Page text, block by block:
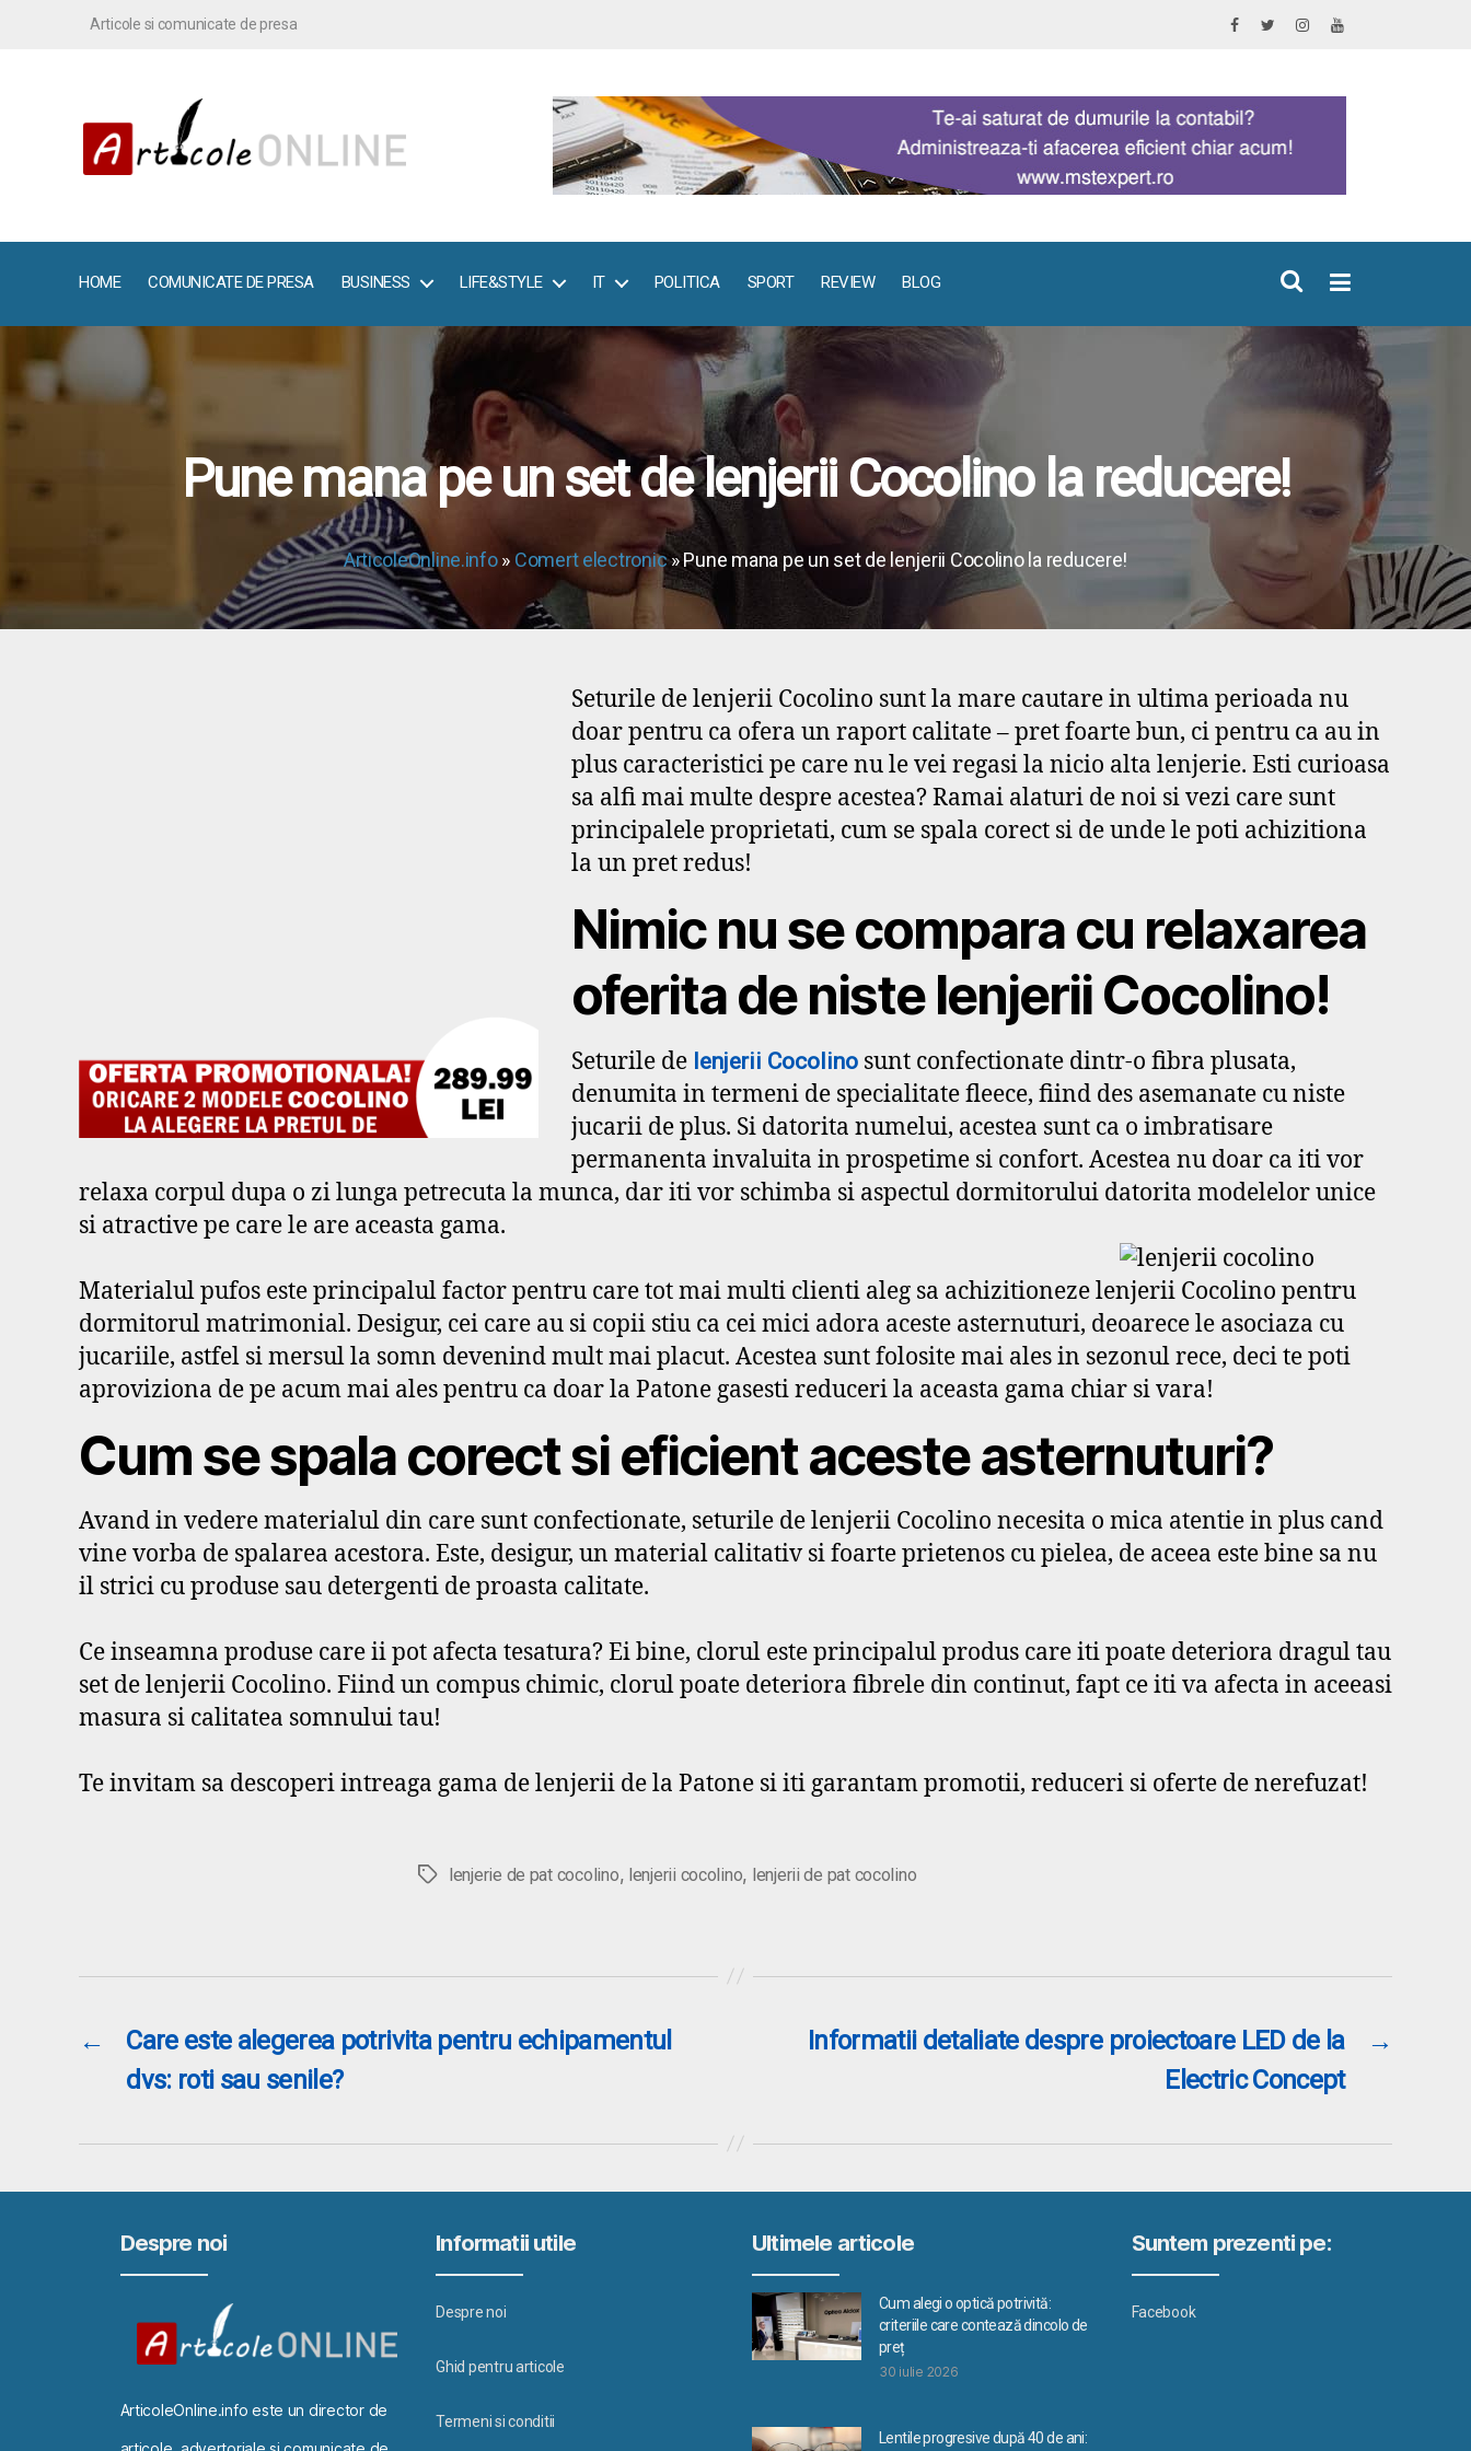
Articole si comunicate de presa
HOME COMUNICATE DE PRESA BUSINESS LIFE&STYLE IT POLITICA SPORT REVIEW BLOG
Pune mana pe un set de lenjerii Cocolino la reducere!
ArticoleOnline.info» Comert electronic» Pune mana pe un set de lenjerii Cocolino la reducere!
Seturile de lenjerii Cocolino sunt la mare cautare in ultima perioada nu
doar pentru ca ofera un raport calitate – pret foarte bun, ci pentru ca au in
plus caracteristici pe care nu le vei regasi la nicio alta lenjerie. Esti curioasa
sa alfi mai multe despre acestea? Ramai alaturi de noi si vezi care sunt
principalele proprietati, cum se spala corect si de unde le poti achizitiona
la un pret redus!
Nimic nu se compara cu relaxarea
oferita de niste lenjerii Cocolino!
Seturile de lenjerii Cocolino sunt confectionate dintr-o fibra plusata,
denumita in termeni de specialitate fleece, fiind des asemanate cu niste
jucarii de plus. Si datorita numelui, acestea sunt ca o imbratisare
permanenta invaluita in prospetime si confort. Acestea nu doar ca iti vor
relaxa corpul dupa o zi lunga petrecuta la munca, dar iti vor schimba si aspectul dormitorului datorita modelelor unice
si atractive pe care le are aceasta gama.
Materialul pufos este principalul factor pentru care tot mai multi clienti aleg sa achizitioneze lenjerii Cocolino pentru
dormitorul matrimonial. Desigur, cei care au si copii stiu ca cei mici adora aceste asternuturi, deoarece le asociaza cu
jucariile, astfel si mersul la somn devenind mult mai placut. Acestea sunt folosite mai ales in sezonul rece, deci te poti
aproviziona de pe acum mai ales pentru ca doar la Patone gasesti reduceri la aceasta gama chiar si vara!
Cum se spala corect si eficient aceste asternuturi?
Avand in vedere materialul din care sunt confectionate, seturile de lenjerii Cocolino necesita o mica atentie in plus cand
vine vorba de spalarea acestora. Este, desigur, un material calitativ si foarte prietenos cu pielea, de aceea este bine sa nu
il strici cu produse sau detergenti de proasta calitate.
Ce inseamna produse care ii pot afecta tesatura? Ei bine, clorul este principalul produs care iti poate deteriora dragul tau
set de lenjerii Cocolino. Fiind un compus chimic, clorul poate deteriora fibrele din continut, fapt ce iti va afecta in aceeasi
masura si calitatea somnului tau!
Te invitam sa descoperi intreaga gama de lenjerii de la Patone si iti garantam promotii, reduceri si oferte de nerefuzat!
Etichetelenjerie de pat cocolino, lenjerii cocolino, lenjerii de pat cocolino
←
Care este alegerea potrivita pentru echipamentul
dvs: roti sau senile?
→
Informatii detaliate despre proiectoare LED de la
Electric Concept
Despre noi
ArticoleOnline.info este un director de
Informatii utile
Despre noi
Ghid pentru articole
Termeni si conditii
Ultimele articole
Cum alegi o optică potrivită:
criteriile care contează dincolo de
preț
30 iulie 2026
Lentile progresive după 40 de ani:
Suntem prezenti pe:
Facebook